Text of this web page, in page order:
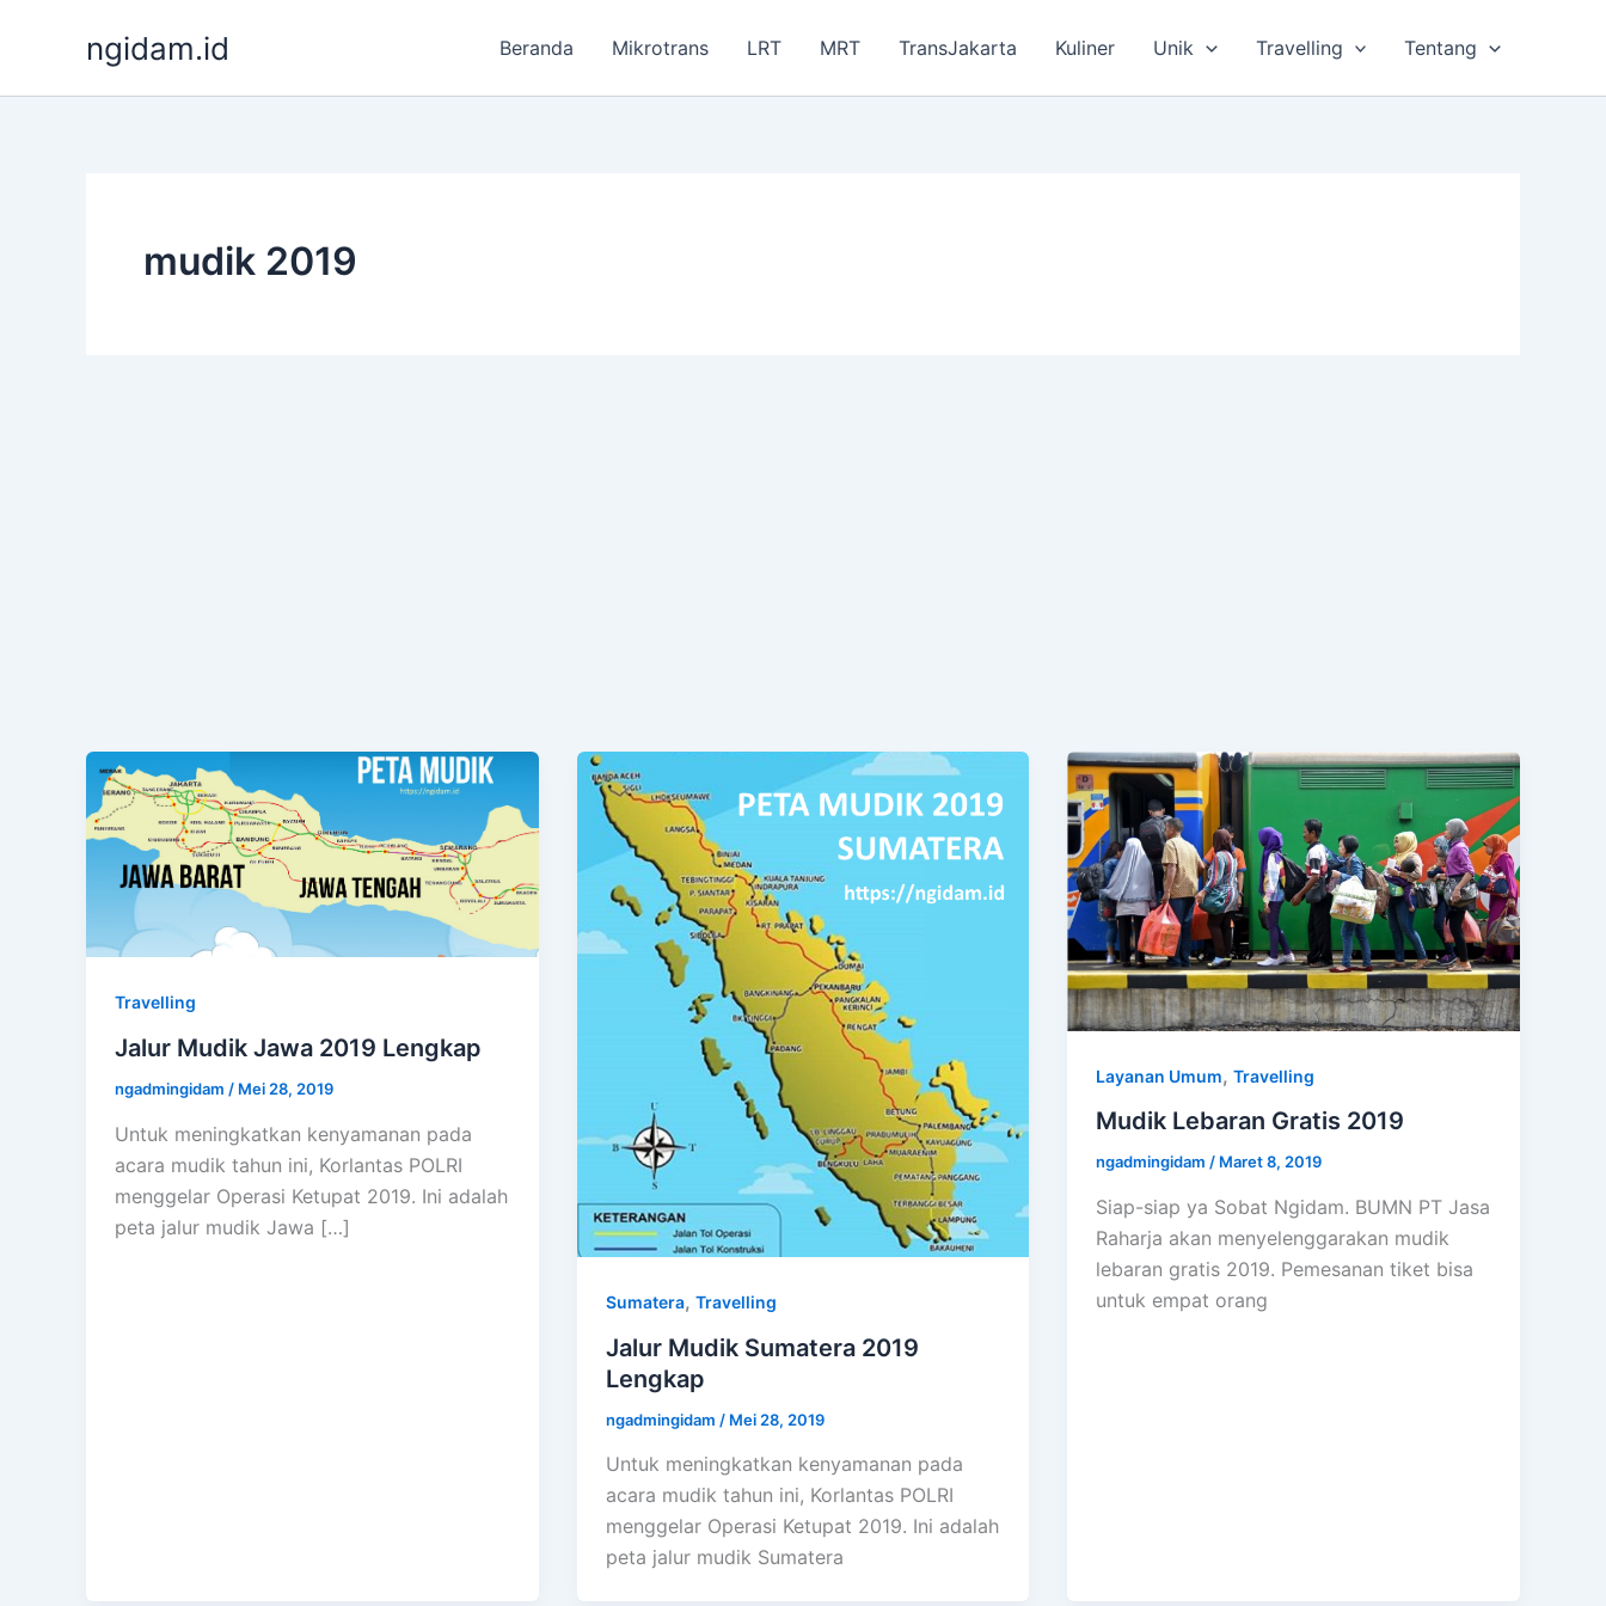
ngidam.id Beranda Mikrotrans LRT MRT TransJakarta Kuliner Unik Travelling Tentang
mudik 2019
Travelling
Jalur Mudik Jawa 2019 Lengkap
ngadmingidam / Mei 28, 2019
Untuk meningkatkan kenyamanan pada
acara mudik tahun ini, Korlantas POLRI
menggelar Operasi Ketupat 2019. Ini adalah
peta jalur mudik Jawa […]
Sumatera, Travelling
Jalur Mudik Sumatera 2019
Lengkap
ngadmingidam / Mei 28, 2019
Untuk meningkatkan kenyamanan pada
acara mudik tahun ini, Korlantas POLRI
menggelar Operasi Ketupat 2019. Ini adalah
peta jalur mudik Sumatera
Layanan Umum,Travelling
Mudik Lebaran Gratis 2019
ngadmingidam/ Maret 8, 2019
Siap-siap ya Sobat Ngidam. BUMN PT Jasa
Raharja akan menyelenggarakan mudik
lebaran gratis 2019. Pemesanan tiket bisa
untuk empat orang